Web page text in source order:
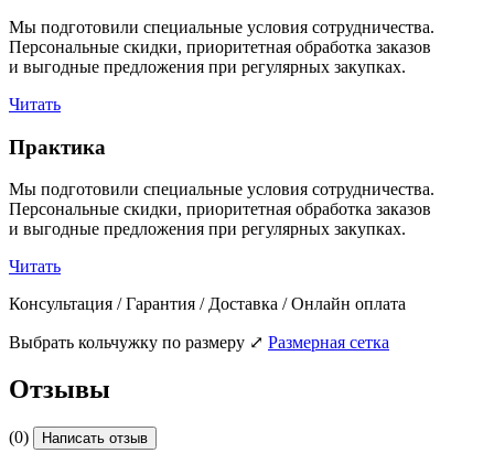
Мы подготовили специальные условия сотрудничества.
Персональные скидки, приоритетная обработка заказов
и выгодные предложения при регулярных закупках.
Читать
Практика
Мы подготовили специальные условия сотрудничества.
Персональные скидки, приоритетная обработка заказов
и выгодные предложения при регулярных закупках.
Читать
Консультация / Гарантия / Доставка / Онлайн оплата
Выбрать кольчужку по размеру ⤢ Размерная сетка
Отзывы
(0) Написать отзыв